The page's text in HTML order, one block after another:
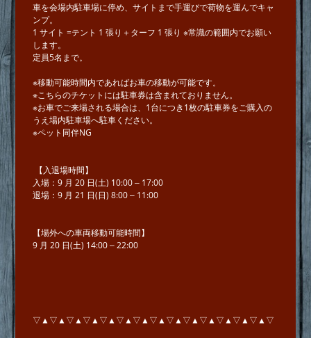
⾞を会場内駐⾞場に停め、サイトまで⼿運びで荷物を運んでキャ
ンプ。
1 サイト =テント 1 張り＋ターフ 1 張り ※常識の範囲内でお願い
します。
​​​​​​​定員5名まで。
※移動可能時間内であればお⾞の移動が可能です。
※こちらのチケットには駐車券は含まれておりません。
※お車でご来場される場合は、1台につき1枚の駐⾞券をご購入の
うえ場内駐⾞場へ駐車ください。
※ペット同伴NG
【⼊退場時間】
⼊場：9 ⽉ 20 ⽇(⼟) 10:00 ‒ 17:00
退場：9 ⽉ 21 ⽇(⽇) 8:00 ‒ 11:00
【場外への⾞両移動可能時間】
9 ⽉ 20 ⽇(⼟) 14:00 ‒ 22:00
▽▲▽▲▽▲▽▲▽▲▽▲▽▲▽▲▽▲▽▲▽▲▽▲▽▲▽▲▽